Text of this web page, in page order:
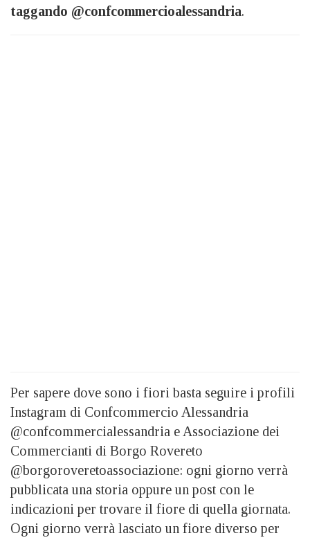
taggando @confcommercioalessandria.
Per sapere dove sono i fiori basta seguire i profili
Instagram di Confcommercio Alessandria
@confcommercialessandria e Associazione dei
Commercianti di Borgo Rovereto
@borgoroveretoassociazione: ogni giorno verrà
pubblicata una storia oppure un post con le
indicazioni per trovare il fiore di quella giornata.
Ogni giorno verrà lasciato un fiore diverso per